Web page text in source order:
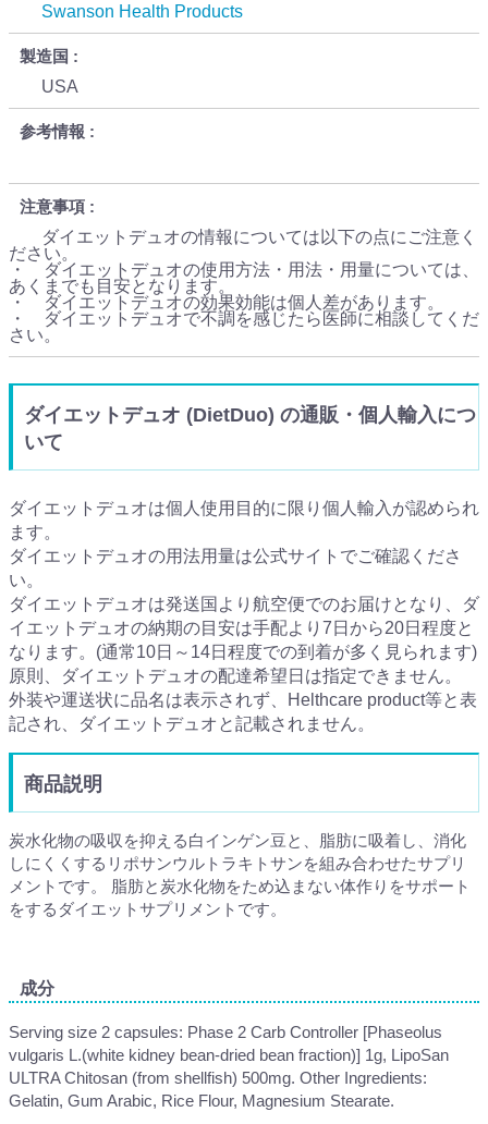
Swanson Health Products
製造国
USA
参考情報
注意事項
ダイエットデュオの情報については以下の点にご注意く
ださい。
・ ダイエットデュオの使用方法・用法・用量については、
あくまでも目安となります。
・ ダイエットデュオの効果効能は個人差があります。
・ ダイエットデュオで不調を感じたら医師に相談してくだ
さい。
ダイエットデュオ (DietDuo) の通販・個人輸入につ
いて
ダイエットデュオは個人使用目的に限り個人輸入が認められ
ます。
ダイエットデュオの用法用量は公式サイトでご確認くださ
い。
ダイエットデュオは発送国より航空便でのお届けとなり、ダ
イエットデュオの納期の目安は手配より7日から20日程度と
なります。(通常10日～14日程度での到着が多く見られます)
原則、ダイエットデュオの配達希望日は指定できません。
外装や運送状に品名は表示されず、Helthcare product等と表
記され、ダイエットデュオと記載されません。
商品説明
炭水化物の吸収を抑える白インゲン豆と、脂肪に吸着し、消化
しにくくするリポサンウルトラキトサンを組み合わせたサプリ
メントです。 脂肪と炭水化物をため込まない体作りをサポート
をするダイエットサプリメントです。
成分
Serving size 2 capsules: Phase 2 Carb Controller [Phaseolus
vulgaris L.(white kidney bean-dried bean fraction)] 1g, LipoSan
ULTRA Chitosan (from shellfish) 500mg. Other Ingredients:
Gelatin, Gum Arabic, Rice Flour, Magnesium Stearate.